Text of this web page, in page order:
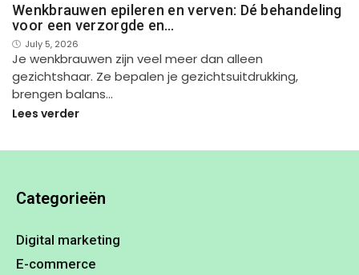
Wenkbrauwen epileren en verven: Dé behandeling
voor een verzorgde en…
July 5, 2026
Je wenkbrauwen zijn veel meer dan alleen
gezichtshaar. Ze bepalen je gezichtsuitdrukking,
brengen balans…
Lees verder
Categorieën
Digital marketing
E-commerce